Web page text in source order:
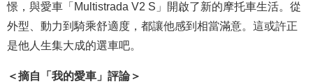
憬，與愛車「Multistrada V2 S」開啟了新的摩托車生活。從
外型、動力到騎乘舒適度，都讓他感到相當滿意。這或許正
是他人生集大成的選車吧。
＜摘自「我的愛車」評論＞